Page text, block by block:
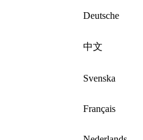
Deutsche
中文
Svenska
Français